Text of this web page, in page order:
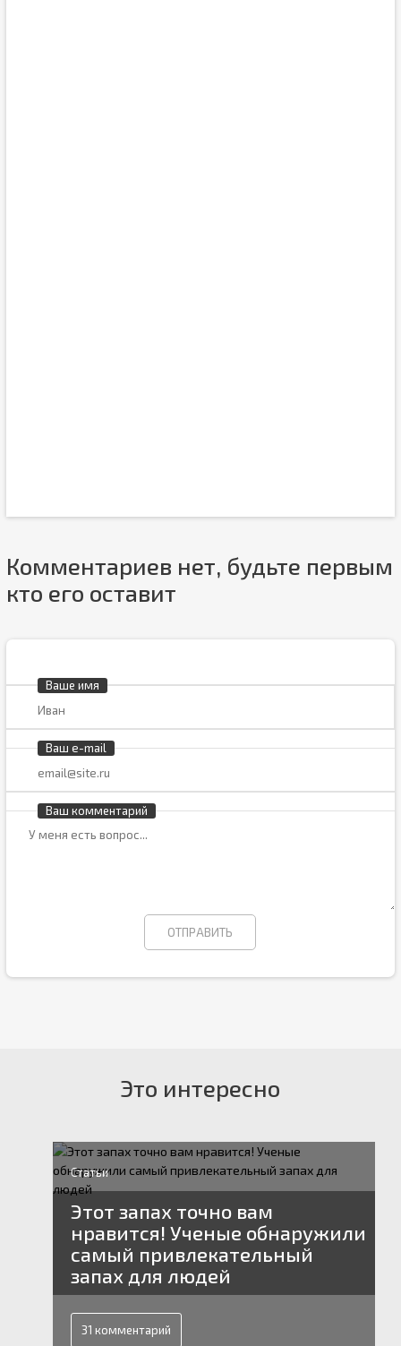
Комментариев нет, будьте первым
кто его оставит
Ваше имя
Ваш e-mail
Ваш комментарий
Это интересно
Статьи
Этот запах точно вам
нравится! Ученые обнаружили
самый привлекательный
запах для людей
31 комментарий